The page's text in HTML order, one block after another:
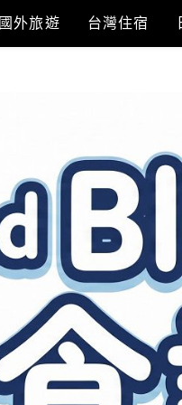
國外旅遊 台灣住宿